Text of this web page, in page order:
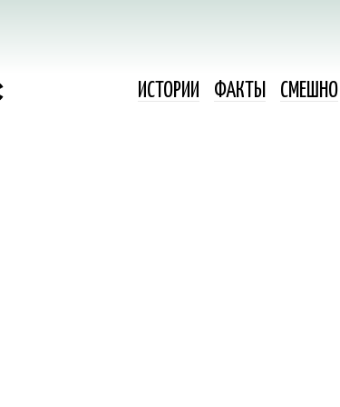
ИСТОРИИ ФАКТЫ СМЕШНО